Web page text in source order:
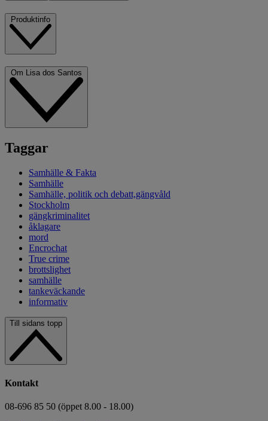
Taggar
Samhälle & Fakta
Samhälle
Samhälle, politik och debatt,gängvåld
Stockholm
gängkriminalitet
åklagare
mord
Encrochat
True crime
brottslighet
samhälle
tankeväckande
informativ
Till sidans topp
Kontakt
08-696 85 50 (öppet 8.00 - 18.00)